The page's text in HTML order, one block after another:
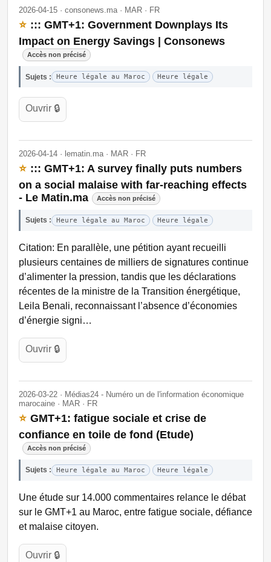
2026-04-15 · consonews.ma · MAR · FR
⭐ ::: GMT+1: Government Downplays Its
Impact on Energy Savings | Consonews
Accès non précisé
Sujets : Heure légale au Maroc Heure légale
Ouvrir 🔒
2026-04-14 · lematin.ma · MAR · FR
⭐ ::: GMT+1: A survey finally puts numbers
on a social malaise with far-reaching effects
- Le Matin.ma
Accès non précisé
Sujets : Heure légale au Maroc Heure légale
Citation: En parallèle, une pétition ayant recueilli
plusieurs centaines de milliers de signatures continue
d’alimenter la pression, tandis que les déclarations
récentes de la ministre de la Transition énergétique,
Leila Benali, reconnaissant l’absence d’économies
d’énergie signi…
Ouvrir 🔒
2026-03-22 · Médias24 - Numéro un de l'information économique
marocaine · MAR · FR
⭐ GMT+1: fatigue sociale et crise de
confiance en toile de fond (Etude)
Accès non précisé
Sujets : Heure légale au Maroc Heure légale
Une étude sur 14.000 commentaires relance le débat
sur le GMT+1 au Maroc, entre fatigue sociale, défiance
et malaise citoyen.
Ouvrir 🔒